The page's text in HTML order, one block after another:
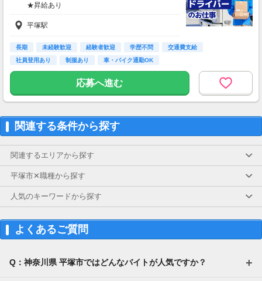
★昇給あり
◎交通費支給（実費で月5万円まで）
◎時間外勤務手当
◎資格手当
◎特別手当
┗満18歳未満の子に1万円
※試用期間3～4か月あり
平塚駅
長期 未経験歓迎 経験者歓迎 学歴不問
交通費支給
社員登用あり
制服あり 車・バイク通勤OK
応募へ進む
関連する条件から探す
関連するエリアから探す
平塚市✕職種から探す
人気のキーワードから探す
よくあるご質問
Q：神奈川県 平塚市ではどんなバイトが人気ですか？